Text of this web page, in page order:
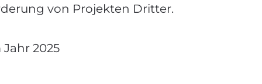
von Projekten Dritter.
2025